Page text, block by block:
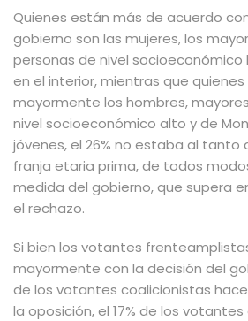
Quienes están más de acuerdo
gobierno son las mujeres, los
personas de nivel socioeconómico
en el interior, mientras que
mayormente los hombres,
nivel socioeconómico alto y de
jóvenes, el 26% no estaba al tanto
franja etaria prima, de todos
medida del gobierno, que supera
el rechazo.
Si bien los votantes
mayormente con la decisión del
de los votantes coalicionistas
la oposición, el 17% de los